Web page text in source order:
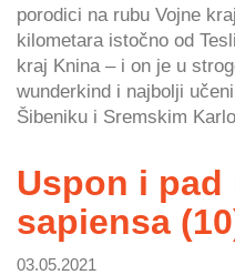
porodici na rubu Vojne
kilometara istočno od
kraj Knina – i on je u
wunderkind i najbolji
Šibeniku i Sremskim
Uspon i pad
sapiensa
03.05.2021